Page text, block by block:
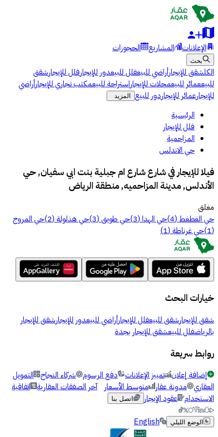
الإعلانات المشاريع الحجوزات
بحث
الكلشقق للإيجارأراضي للبيعفلل للبيعدور للإيجارفلل للإيجارشقق
للبيععمائر للبيعمحلات للإيجاراستراحة للبيعمكتب تجاري للإيجارأراضي
للإيجارعمائر للإيجاردور للبيع المزيد
الرئيسية
فلل للإيجار
المزاحمية
حي الاندلس
فيلا للإيجار في شارع شارع ام جبلية بنت ابي سفيان, حي
الأندلس, مدينة المزاحميه, منطقة الرياض
مغلق
حي الغطغط(
4
)حي الهدا(
3
)حي طويق(
3
)حي هذلولة(
2
)حي المروج
(
1
)حي غرناطة(
1
)
خيارات البحث
شقق للإيجارشقق للبيعفلل للإيجارأراضي للبيعدور للإيجارشقق للإيجار
بالرياضفلل للبيعشقق للإيجار بجدة
روابط سريعة
إضافة إعلان تمييز الإعلانات دفع الرسوم شركاء النجاح التمويل
العقاري مدونة عقار متوسط الأسعار آخر الصفقات العقارية اتفاقية
الاستخدام عقود الإيجار اتصل بنا
الوضع الليلي English